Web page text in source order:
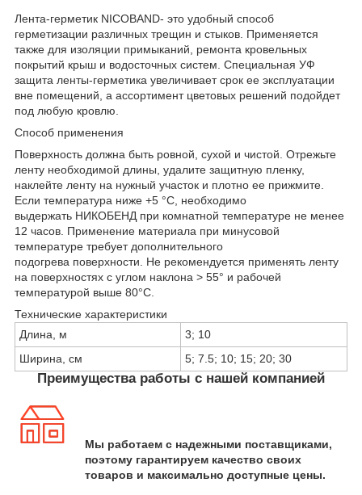
Лента-герметик NICOBAND- это удобный способ
герметизации различных трещин и стыков. Применяется
также для изоляции примыканий, ремонта кровельных
покрытий крыш и водосточных систем. Специальная УФ
защита ленты-герметика увеличивает срок ее эксплуатации
вне помещений, а ассортимент цветовых решений подойдет
под любую кровлю.
Способ применения
Поверхность должна быть ровной, сухой и чистой. Отрежьте
ленту необходимой длины, удалите защитную пленку,
наклейте ленту на нужный участок и плотно ее прижмите.
Если температура ниже +5 °С, необходимо
выдержать НИКОБЕНД при комнатной температуре не менее
12 часов. Применение материала при минусовой
температуре требует дополнительного
подогрева поверхности. Не рекомендуется применять ленту
на поверхностях с углом наклона > 55° и рабочей
температурой выше 80°С.
Технические характеристики
Длина, м
3; 10
Ширина, см
5; 7.5; 10; 15; 20; 30
Преимущества работы с нашей компанией
Мы работаем с надежными поставщиками,
поэтому гарантируем качество своих
товаров и максимально доступные цены.